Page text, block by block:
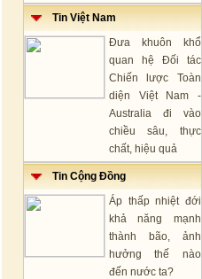
Tin Việt Nam
Đưa khuôn khổ
quan hệ Đối tác
Chiến lược Toàn
diện Việt Nam -
Australia đi vào
chiều sâu, thực
chất, hiệu quả
Tin Cộng Đồng
Áp thấp nhiệt đới
khả năng mạnh
thành bão, ảnh
hưởng thế nào
đến nước ta?